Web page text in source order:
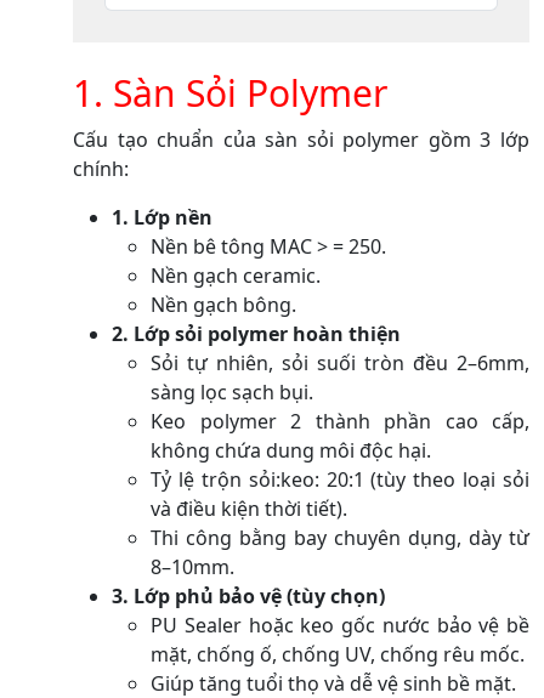
1. Sàn Sỏi Polymer
Cấu tạo chuẩn của sàn sỏi polymer gồm 3 lớp
chính:
1. Lớp nền
Nền bê tông MAC > = 250.
Nền gạch ceramic.
Nền gạch bông.
2. Lớp sỏi polymer hoàn thiện
Sỏi tự nhiên, sỏi suối tròn đều 2–6mm,
sàng lọc sạch bụi.
Keo polymer 2 thành phần cao cấp,
không chứa dung môi độc hại.
Tỷ lệ trộn sỏi:keo: 20:1 (tùy theo loại sỏi
và điều kiện thời tiết).
Thi công bằng bay chuyên dụng, dày từ
8–10mm.
3. Lớp phủ bảo vệ (tùy chọn)
PU Sealer hoặc keo gốc nước bảo vệ bề
mặt, chống ố, chống UV, chống rêu mốc.
Giúp tăng tuổi thọ và dễ vệ sinh bề mặt.